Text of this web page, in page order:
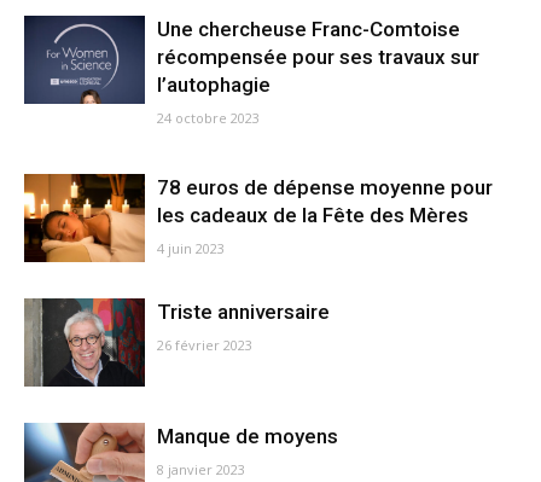
Une chercheuse Franc-Comtoise
récompensée pour ses travaux sur
l’autophagie
24 octobre 2023
78 euros de dépense moyenne pour
les cadeaux de la Fête des Mères
4 juin 2023
Triste anniversaire
26 février 2023
Manque de moyens
8 janvier 2023